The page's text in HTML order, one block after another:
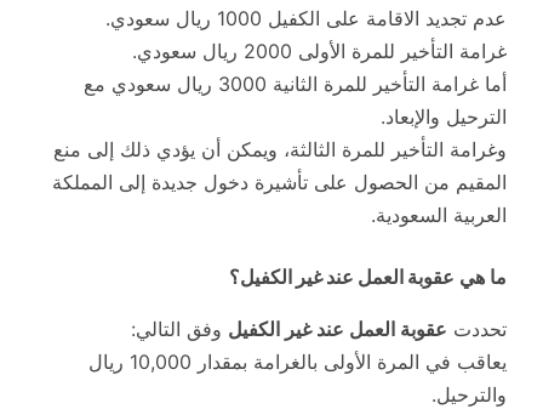
عدم تجديد الاقامة على الكفيل 1000 ريال سعودي.
غرامة التأخير للمرة الأولى 2000 ريال سعودي.
أما غرامة التأخير للمرة الثانية 3000 ريال سعودي مع
الترحيل والإبعاد.
وغرامة التأخير للمرة الثالثة، ويمكن أن يؤدي ذلك إلى منع
المقيم من الحصول على تأشيرة دخول جديدة إلى المملكة
العربية السعودية.
ما هي عقوبة العمل عند غير الكفيل؟
تحددت عقوبة العمل عند غير الكفيل وفق التالي:
يعاقب في المرة الأولى بالغرامة بمقدار 10,000 ريال
والترحيل.